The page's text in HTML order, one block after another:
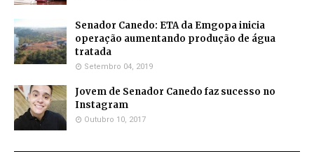
Senador Canedo: ETA da Emgopa inicia
operação aumentando produção de água
tratada
Setembro 04, 2019
Jovem de Senador Canedo faz sucesso no
Instagram
Outubro 10, 2017